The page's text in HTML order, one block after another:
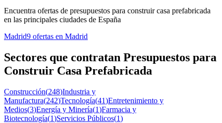
Encuentra ofertas de presupuestos para construir casa prefabricada
en las principales ciudades de España
Madrid9 ofertas en Madrid
Sectores que contratan Presupuestos para
Construir Casa Prefabricada
Construcción(248)Industria y
Manufactura(242)Tecnología(41)Entretenimiento y
Medios(3)Energía y Minería(1)Farmacia y
Biotecnología(1)Servicios Públicos(1)